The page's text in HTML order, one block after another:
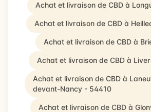
Achat et livraison de CBD à
Achat et livraison de CBD à
Achat et livraison de CBD à
Achat et livraison de CBD à
Achat et livraison de CBD à
devant-Nancy - 54410
Achat et livraison de CBD à